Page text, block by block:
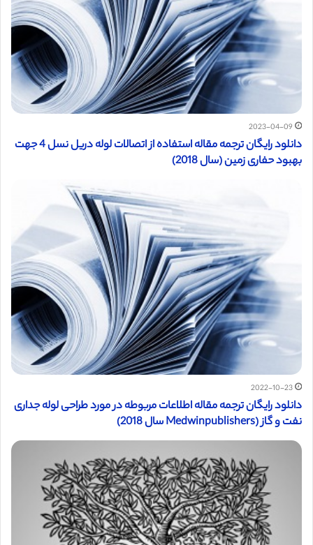
2023-04-09
دانلود رایگان ترجمه مقاله استفاده از اتصالات لوله دریل نسل 4 جهت
بهبود حفاری زمین (سال 2018)
2022-10-23
دانلود رایگان ترجمه مقاله اطلاعات مربوطه در مورد طراحی لوله جداری
نفت و گاز (Medwinpublishers سال 2018)